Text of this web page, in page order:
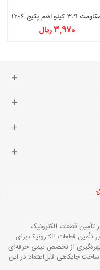
3.9 کیلو اهم پکیج 1206
3,970 ریال
تأمین قطعات الکترونیک
بر تأمین قطعات الکترونیک برای
بهره‌گیری از تخصص تیمی حرفه‌ای
جایگاهی قابل‌اعتماد در این